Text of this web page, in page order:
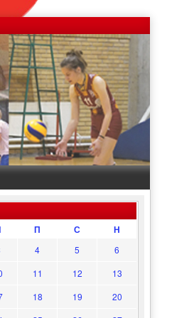
П С Н
4 5
6
11 12
13
18 19
20